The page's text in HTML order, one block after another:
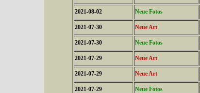
2021-08-02 Neue Fotos
2021-07-30 Neue Art
2021-07-30 Neue Fotos
2021-07-29 Neue Art
2021-07-29 Neue Art
2021-07-29 Neue Fotos